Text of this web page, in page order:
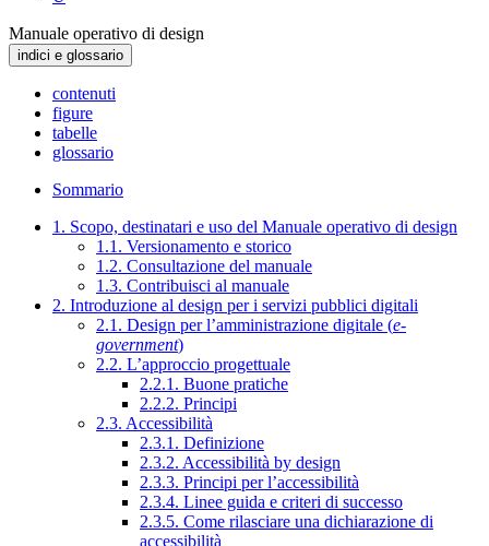
Manuale operativo di design
indici e glossario
contenuti
figure
tabelle
glossario
Sommario
1. Scopo, destinatari e uso del Manuale operativo di design
1.1. Versionamento e storico
1.2. Consultazione del manuale
1.3. Contribuisci al manuale
2. Introduzione al design per i servizi pubblici digitali
2.1. Design per l’amministrazione digitale (e-
government)
2.2. L’approccio progettuale
2.2.1. Buone pratiche
2.2.2. Principi
2.3. Accessibilità
2.3.1. Definizione
2.3.2. Accessibilità by design
2.3.3. Principi per l’accessibilità
2.3.4. Linee guida e criteri di successo
2.3.5. Come rilasciare una dichiarazione di
accessibilità